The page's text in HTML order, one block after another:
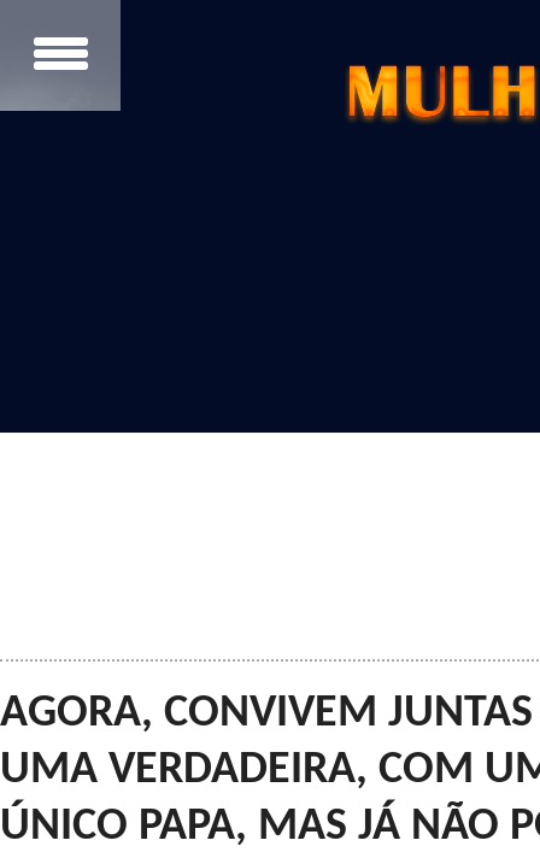
AGORA, CONVIVEM
UMA VERDADEIRA, COM
ÚNICO PAPA, MAS JÁ NÃO